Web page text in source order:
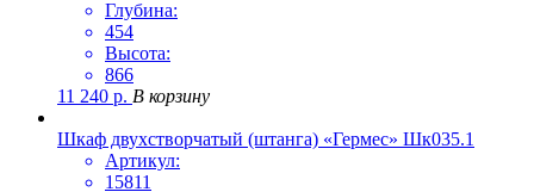
Глубина:
454
Высота:
866
11 240 р. В корзину
Шкаф двухстворчатый (штанга) «Гермес» Шк035.1
Артикул:
15811